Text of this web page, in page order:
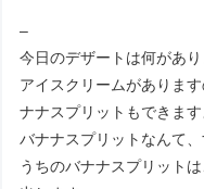
–
今日のデザートは何があり
アイスクリームがありま
ナナスプリットもできます
バナナスプリットなんて
うちのバナナスプリット